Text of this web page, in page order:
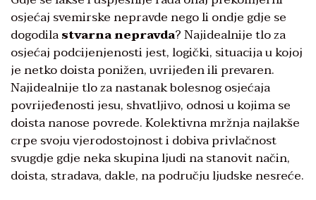
osjećaj svemirske nepravde nego li ondje gdje se
dogodilastvarna nepravda? Najidealnije tlo za
osjećaj podcijenjenosti jest, logički, situacija u kojoj
je netko doista ponižen, uvrijeđen ili prevaren.
Najidealnije tlo za nastanak bolesnog osjećaja
povrijeđenosti jesu, shvatljivo, odnosi u kojima se
doista nanose povrede. Kolektivna mržnja najlakše
crpe svoju vjerodostojnost i dobiva privlačnost
svugdje gdje neka skupina ljudi na stanovit način,
doista, stradava, dakle, na području ljudske nesreće.